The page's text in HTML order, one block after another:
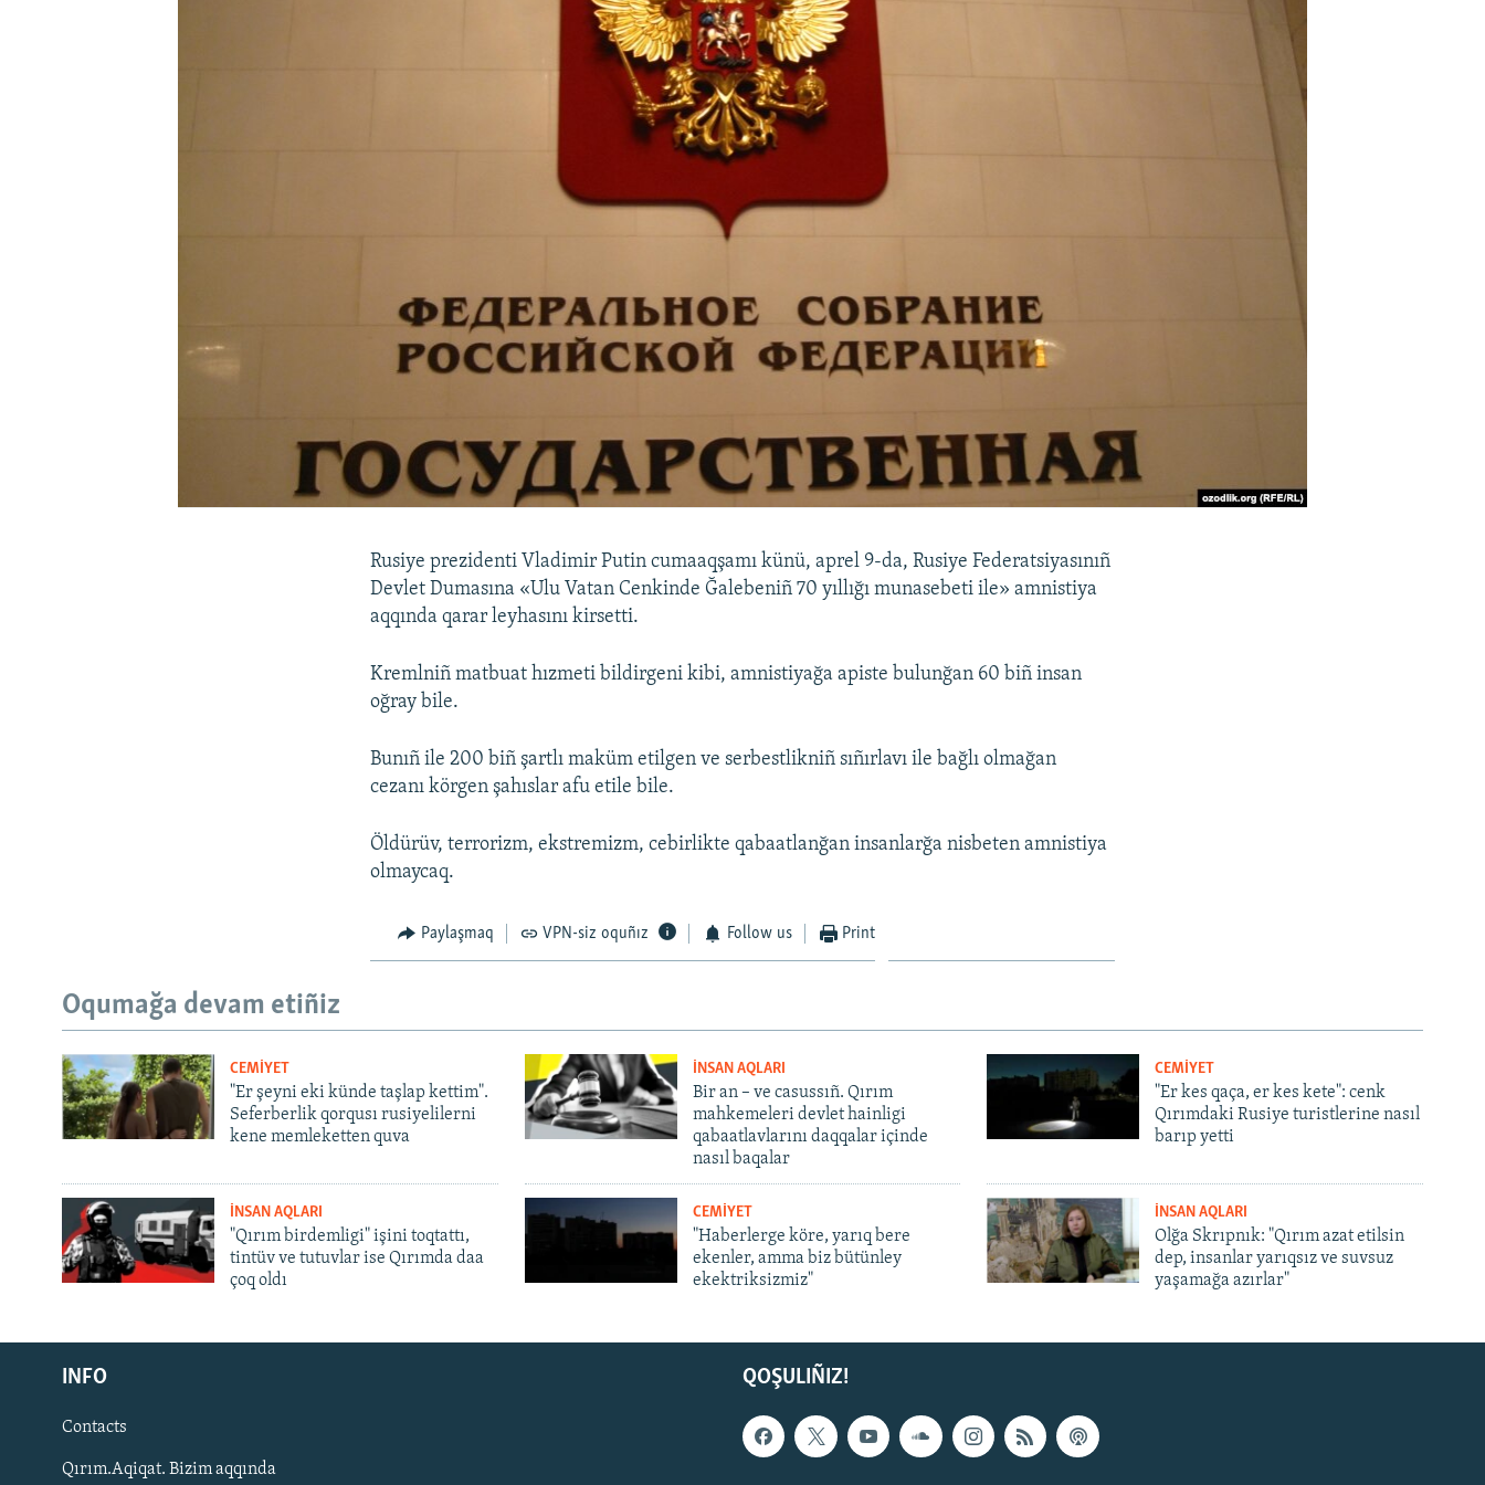
Русский
Українською
QOŞULIÑIZ!
Rusiye prezidenti Vladimir Putin cumaaqşamı künü, aprel 9-da, Rusiye Federatsiyasınıñ
Devlet Dumasına «Ulu Vatan Cenkinde Ğalebeniñ 70 yıllığı munasebeti ile» amnistiya
aqqında qarar leyhasını kirsetti.
Kremlniñ matbuat hızmeti bildirgeni kibi, amnistiyağa apiste bulunğan 60 biñ insan
oğray bile.
Bunıñ ile 200 biñ şartlı maküm etilgen ve serbestlikniñ sıñırlavı ile bağlı olmağan
cezanı körgen şahıslar afu etile bile.
Öldürüv, terrorizm, ekstremizm, cebirlikte qabaatlanğan insanlarğa nisbeten amnistiya
olmaycaq.
Paylaşmaq VPN-siz oquñız Follow us Print
Oqumağa devam etiñiz
CEMİYET
"Er şeyni eki künde taşlap kettim".
Seferberlik qorqusı rusiyelilerni
kene memleketten quva
İNSAN AQLARI
Bir an – ve casussıñ. Qırım
mahkemeleri devlet hainligi
qabaatlavlarını daqqalar içinde
nasıl baqalar
CEMİYET
"Er kes qaça, er kes kete": cenk
Qırımdaki Rusiye turistlerine nasıl
barıp yetti
İNSAN AQLARI
"Qırım birdemligi" işini toqtattı,
tintüv ve tutuvlar ise Qırımda daa
çoq oldı
CEMİYET
"Haberlerge köre, yarıq bere
ekenler, amma biz bütünley
ekektriksizmiz"
İNSAN AQLARI
Olğa Skrıpnık: "Qırım azat etilsin
dep, insanlar yarıqsız ve suvsuz
yaşamağa azırlar"
QOŞULIÑIZ!
INFO
Contacts
Qırım.Aqiqat. Bizim aqqında